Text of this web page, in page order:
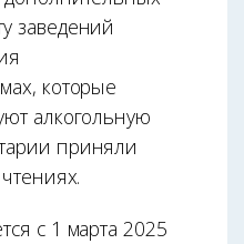
заведений
которые
алкогольную
приняли
с 1 марта 2025